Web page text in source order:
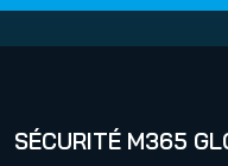
SÉCURITÉ M365